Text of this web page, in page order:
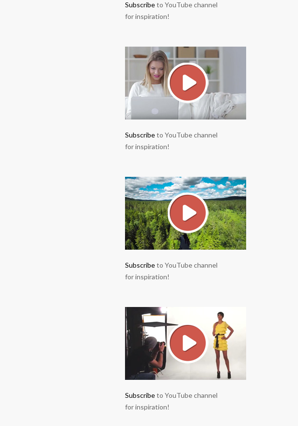
Subscribeto YouTube channel
for inspiration!
Subscribeto YouTube channel
for inspiration!
Subscribeto YouTube channel
for inspiration!
Subscribeto YouTube channel
for inspiration!